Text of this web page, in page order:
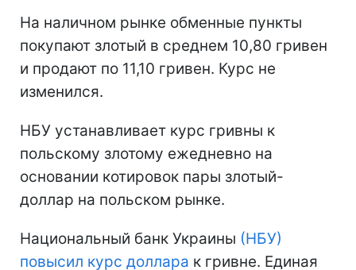
На наличном рынке обменные пункты
покупают злотый в среднем 10,80 гривен
и продают по 11,10 гривен. Курс не
изменился.
НБУ устанавливает курс гривны к
польскому злотому ежедневно на
основании котировок пары злотый-
доллар на польском рынке.
Национальный банк Украины (НБУ)
повысил курс доллара к гривне. Единая